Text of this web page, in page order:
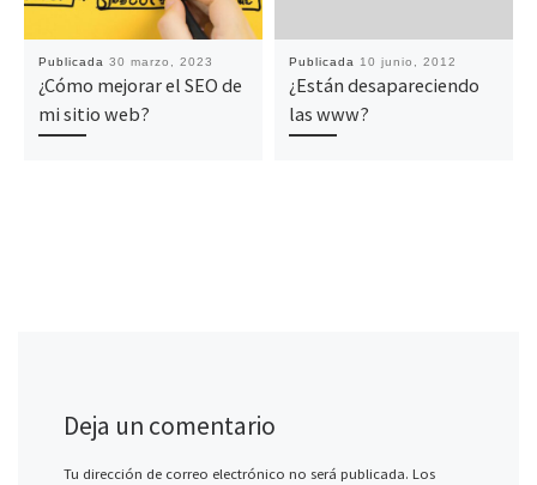
Publicada 30 marzo, 2023
¿Cómo mejorar el SEO de
mi sitio web?
Publicada 10 junio, 2012
¿Están desapareciendo
las www?
Deja un comentario
Tu dirección de correo electrónico no será publicada. Los